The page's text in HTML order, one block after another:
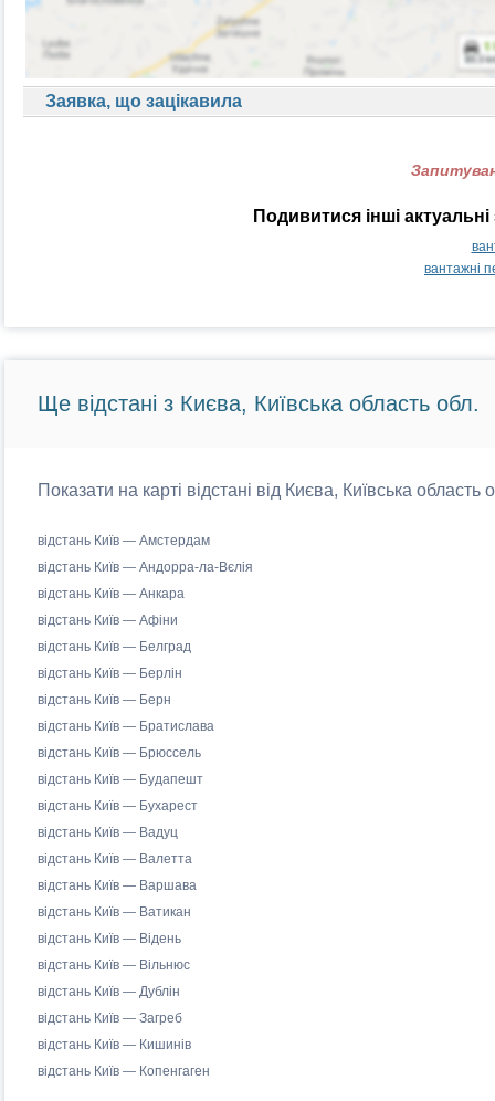
Заявка, що зацікавила
Подивитися інші
вантажні
Ще відстані з Києва, Київська область обл.
Показати на карті відстані від Києва, Київська
відстань Київ — Амстердам
відстань Київ — Андорра-ла-Вєлія
відстань Київ — Анкара
відстань Київ — Афіни
відстань Київ — Белград
відстань Київ — Берлін
відстань Київ — Берн
відстань Київ — Братислава
відстань Київ — Брюссель
відстань Київ — Будапешт
відстань Київ — Бухарест
відстань Київ — Вадуц
відстань Київ — Валетта
відстань Київ — Варшава
відстань Київ — Ватикан
відстань Київ — Відень
відстань Київ — Вільнюс
відстань Київ — Дублін
відстань Київ — Загреб
відстань Київ — Кишинів
відстань Київ — Копенгаген